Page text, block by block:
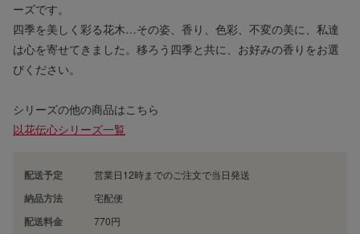
ーズです。
四季を美しく彩る花木…その姿、香り、色彩、不変の美に、私達
は心を寄せてきました。移ろう四季と共に、お好みの香りをお選
びください。
シリーズの他の商品はこちら
以花伝心シリーズ一覧
配送予定 営業日12時までのご注文で当日発送
納品方法 宅配便
配送料金 770円